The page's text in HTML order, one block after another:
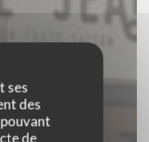
ses
des
de